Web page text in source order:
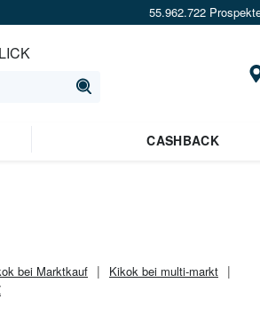
55.962.722
CASHBACK
bei Marktkauf
Kikok bei multi-markt